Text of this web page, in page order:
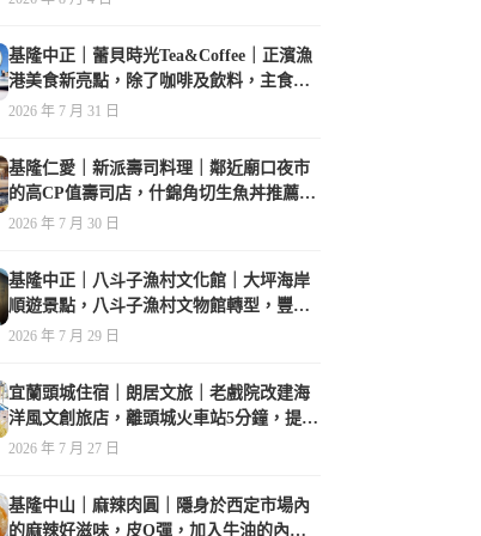
基隆中正｜蕾貝時光Tea&Coffee｜正濱漁
港美食新亮點，除了咖啡及飲料，主食也
很有特色
2026 年 7 月 31 日
基隆仁愛｜新派壽司料理｜鄰近廟口夜市
的高CP值壽司店，什錦角切生魚丼推薦必
點
2026 年 7 月 30 日
基隆中正｜八斗子漁村文化館｜大坪海岸
順遊景點，八斗子漁村文物館轉型，豐富
的漁業文物，值得走訪
2026 年 7 月 29 日
宜蘭頭城住宿｜朗居文旅｜老戲院改建海
洋風文創旅店，離頭城火車站5分鐘，提供
免費夜間宵夜，親子遊戲空間
2026 年 7 月 27 日
基隆中山｜麻辣肉圓｜隱身於西定市場內
的麻辣好滋味，皮Q彈，加入牛油的內餡